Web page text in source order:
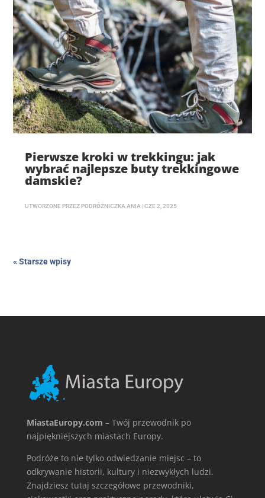
Pierwsze kroki w trekkingu: jak
wybrać najlepsze buty trekkingowe
damskie?
UTWORZONE PRZEZ PODRÓŻNICZKA ANIA |CZE 2, 2025
« Starsze wpisy
MiastaEuropy.com – Twój przewodnik po
najpiękniejszych miastach Europy.
Podróże to nie tylko odwiedzanie miejsc – to
odkrywanie historii, kultury i niezwykłych ludzi.
Znajdziesz tutaj szczegółowe przewodniki,